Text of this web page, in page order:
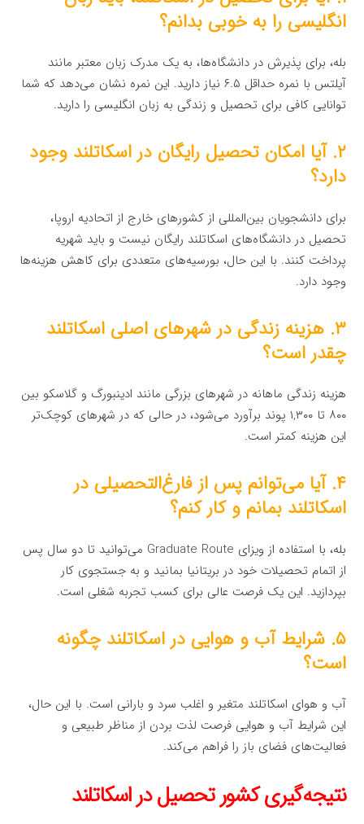
انگلیسی را به خوبی بدانم؟
بله، برای پذیرش در دانشگاه‌ها، به یک مدرک زبان معتبر مانند
آیلتس با نمره حداقل ۶.۵ نیاز دارید. این نمره نشان می‌دهد که شما
توانایی کافی برای تحصیل و زندگی به زبان انگلیسی را دارید.
۲. آیا امکان تحصیل رایگان در اسکاتلند وجود
دارد؟
برای دانشجویان بین‌المللی از کشورهای خارج از اتحادیه اروپا،
تحصیل در دانشگاه‌های اسکاتلند رایگان نیست و باید شهریه
پرداخت کنند. با این حال، بورسیه‌های متعددی برای کاهش هزینه‌ها
وجود دارد.
۳. هزینه زندگی در شهرهای اصلی اسکاتلند
چقدر است؟
هزینه زندگی ماهانه در شهرهای بزرگی مانند ادینبورگ و گلاسکو بین
۸۰۰ تا ۱,۳۰۰ پوند برآورد می‌شود، در حالی که در شهرهای کوچک‌تر
این هزینه کمتر است.
۴. آیا می‌توانم پس از فارغ‌التحصیلی در
اسکاتلند بمانم و کار کنم؟
بله، با استفاده از ویزای Graduate Route می‌توانید تا دو سال پس
از اتمام تحصیلات خود در بریتانیا بمانید و به جستجوی کار
بپردازید. این یک فرصت عالی برای کسب تجربه شغلی است.
۵. شرایط آب و هوایی در اسکاتلند چگونه
است؟
آب و هوای اسکاتلند متغیر و اغلب سرد و بارانی است. با این حال،
این شرایط آب و هوایی فرصت لذت بردن از مناظر طبیعی و
فعالیت‌های فضای باز را فراهم می‌کند.
نتیجه‌گیری کشور تحصیل در اسکاتلند